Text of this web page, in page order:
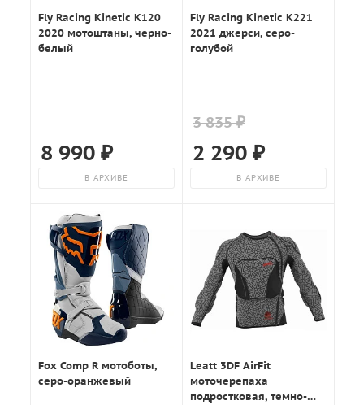
Fly Racing Kinetic K120
2020 мотоштаны, черно-
белый
8 990₽
В АРХИВЕ
Fly Racing Kinetic K221
2021 джерси, серо-
голубой
3 835 ₽
2 290 ₽
В АРХИВЕ
Fox Comp R мотоботы,
серо-оранжевый
Leatt 3DF AirFit
моточерепаха
подростковая, темно-